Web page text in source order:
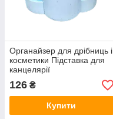
Органайзер для дрібниць і
косметики Підставка для
канцелярії
126 ₴
Купити